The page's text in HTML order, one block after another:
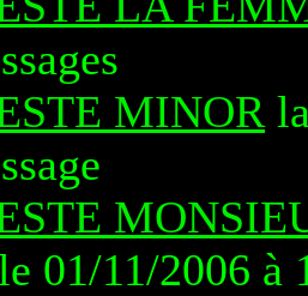
MINOR
01/11/2006 à